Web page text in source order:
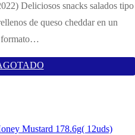
Deliciosos snacks salados tipo
de queso cheddar en un
formato…